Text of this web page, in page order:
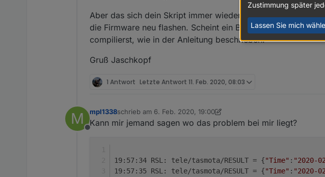
Aber das sich dein Skript immer wieder deaktiviert ist nicht
die Firmware neu flashen. Scheint ein Bug zu sein. Vergiss
compilierst, wie in der Anleitung beschrieben.
Gruß Jaschkopf
1 Antwort Letzte Antwort 11. Feb. 2020, 08:03
M
Offline
mpl1338schrieb am 6. Feb. 2020, 19:00
zuletzt editiert von mpl13382. Juni 2020, 20:02
Kann mir jemand sagen wo das problem bei mir liegt?
19:57:34 RSL: tele/tasmota/RESULT = {"Time" : "2020-
19:57:35 RSL: tele/tasmota/RESULT = {"Time" : "2020-
Zustimmung später
Lassen Sie mich